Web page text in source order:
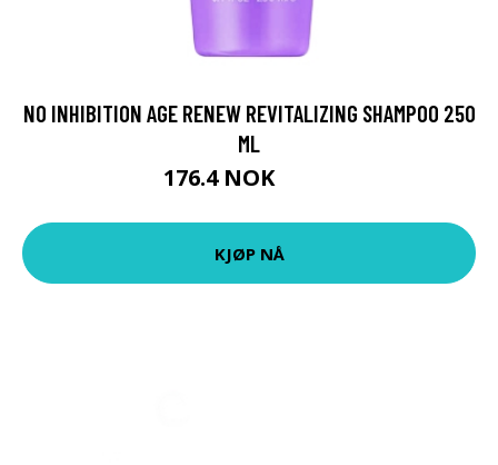
NO INHIBITION AGE RENEW REVITALIZING SHAMPOO 250
ML
176.4 NOK
KJØP NÅ